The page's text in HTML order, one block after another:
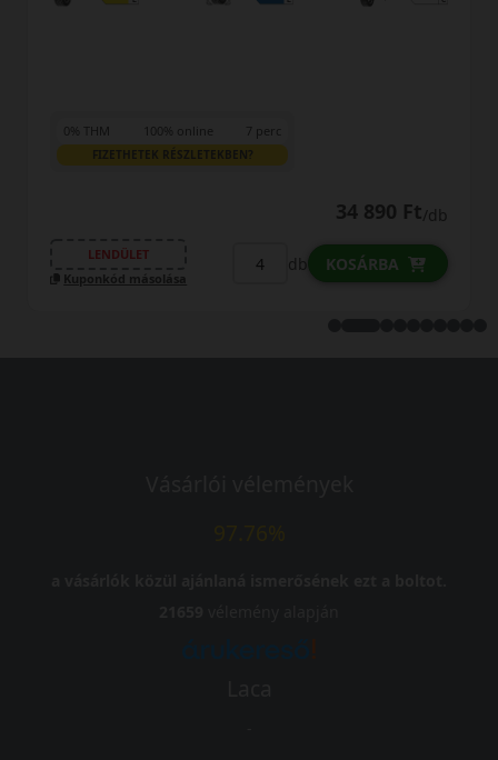
0% THM 100% online 7 perc
FIZETHETEK RÉSZLETEKBEN?
34 890 Ft/db
LENDÜLET
Kuponkód másolása
db KOSÁRBA